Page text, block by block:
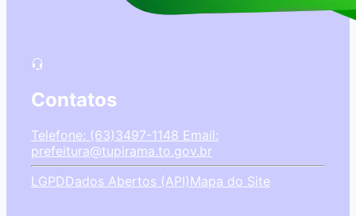
Contatos
Telefone: (63)3497-1148 Email:
prefeitura@tupirama.to.gov.br
LGPDDados Abertos (API)Mapa do Site